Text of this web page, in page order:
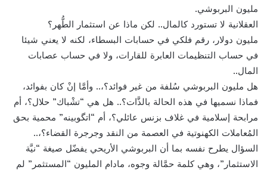
مليون البربوشي.
العقلانية لا تستورد كالمال.. لكن ماذا عن استثمار الطُّهر؟
مليون دولار، رقم فلكي في حسابات البسطاء، لكنه لا يعني شيئا
في حساب التنظيمات العابرة للقارات، ولا في حساب عصابات
المال..
هل مليون البربوشي سُلفة من غير فوائد؟،.. وأمَّا إنْ كان بفوائد،
فماذا نسميها في هذه الحالة بالذَّات؟.. هل هي “تشْباك” حلال؟، أم
مرابحة إسلامية في غلاف بزنس عائلي؟، أم “اتگوبينه” محمية بحق
المُعاملات الكهنوتية في العصمة من النقد وجرجرة القضاء؟،..
السؤال يطرح نفسه بما أن البربوشي الأريحي يفضّل صيغة “نيَّة
الاستثمار”، وهي كلمة حمَّالة وجوه، مادام المليون “المستثمر” لم